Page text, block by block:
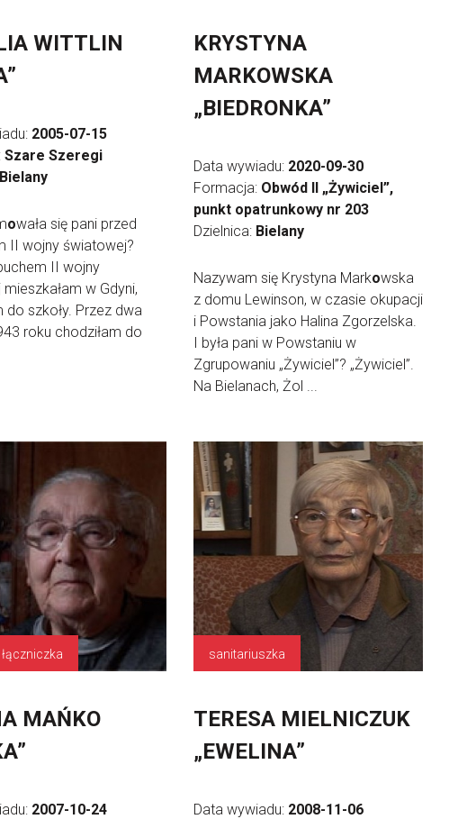
WITTLIN
2005-07-15
Szare Szeregi
Bielany
owała się pani przed
II wojny światowej?
II wojny
w Gdyni,
do szkoły. Przez dwa
roku chodziłam do
KRYSTYNA
MARKOWSKA
„BIEDRONKA”
Data wywiadu: 2020-09-30
Formacja: Obwód II „Żywiciel”,
punkt opatrunkowy nr 203
Dzielnica: Bielany
Nazywam się Krystyna Markowska
z domu Lewinson, w czasie okupacji
i Powstania jako Halina Zgorzelska.
I była pani w Powstaniu w
Zgrupowaniu „Żywiciel”? „Żywiciel”.
Na Bielanach, Żol ...
MAŃKO
2007-10-24
sanitariuszka
TERESA MIELNICZUK
„EWELINA”
Data wywiadu: 2008-11-06